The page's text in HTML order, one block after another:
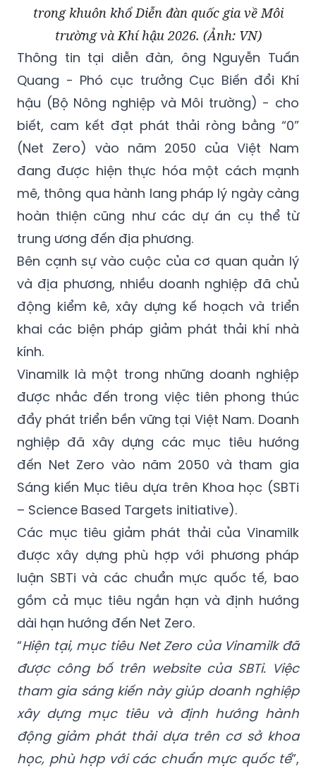
trong khuôn khổ Diễn đàn quốc gia về Môi
trường và Khí hậu 2026. (Ảnh: VN)
Thông tin tại diễn đàn, ông Nguyễn Tuấn
Quang - Phó cục trưởng Cục Biến đổi Khí
hậu (Bộ Nông nghiệp và Môi trường) - cho
biết, cam kết đạt phát thải ròng bằng “0”
(Net Zero) vào năm 2050 của Việt Nam
đang được hiện thực hóa một cách mạnh
mẽ, thông qua hành lang pháp lý ngày càng
hoàn thiện cũng như các dự án cụ thể từ
trung ương đến địa phương.
Bên cạnh sự vào cuộc của cơ quan quản lý
và địa phương, nhiều doanh nghiệp đã chủ
động kiểm kê, xây dựng kế hoạch và triển
khai các biện pháp giảm phát thải khí nhà
kính.
Vinamilk là một trong những doanh nghiệp
được nhắc đến trong việc tiên phong thúc
đẩy phát triển bền vững tại Việt Nam. Doanh
nghiệp đã xây dựng các mục tiêu hướng
đến Net Zero vào năm 2050 và tham gia
Sáng kiến Mục tiêu dựa trên Khoa học (SBTi
– Science Based Targets initiative).
Các mục tiêu giảm phát thải của Vinamilk
được xây dựng phù hợp với phương pháp
luận SBTi và các chuẩn mực quốc tế, bao
gồm cả mục tiêu ngắn hạn và định hướng
dài hạn hướng đến Net Zero.
“Hiện tại, mục tiêu Net Zero của Vinamilk đã
được công bố trên website của SBTi. Việc
tham gia sáng kiến này giúp doanh nghiệp
xây dựng mục tiêu và định hướng hành
động giảm phát thải dựa trên cơ sở khoa
học, phù hợp với các chuẩn mực quốc tế”,